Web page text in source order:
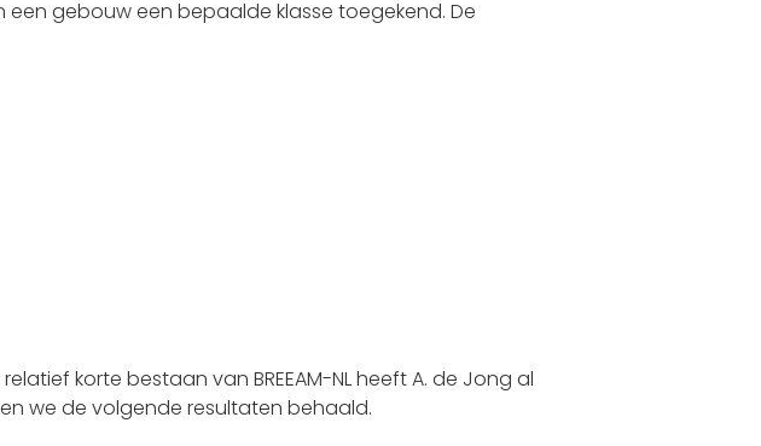
gebouw een bepaalde klasse toegekend. De
korte bestaan van BREEAM-NL heeft A. de Jong al
we de volgende resultaten behaald.